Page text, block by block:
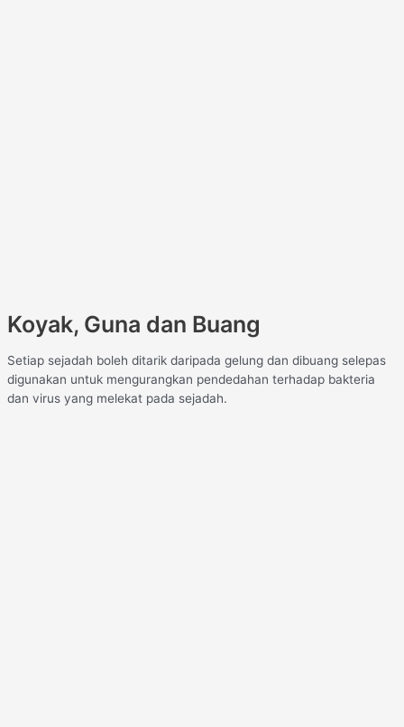
Koyak, Guna dan Buang
Setiap sejadah boleh ditarik daripada gelung dan dibuang selepas
digunakan untuk mengurangkan pendedahan terhadap bakteria
dan virus yang melekat pada sejadah.